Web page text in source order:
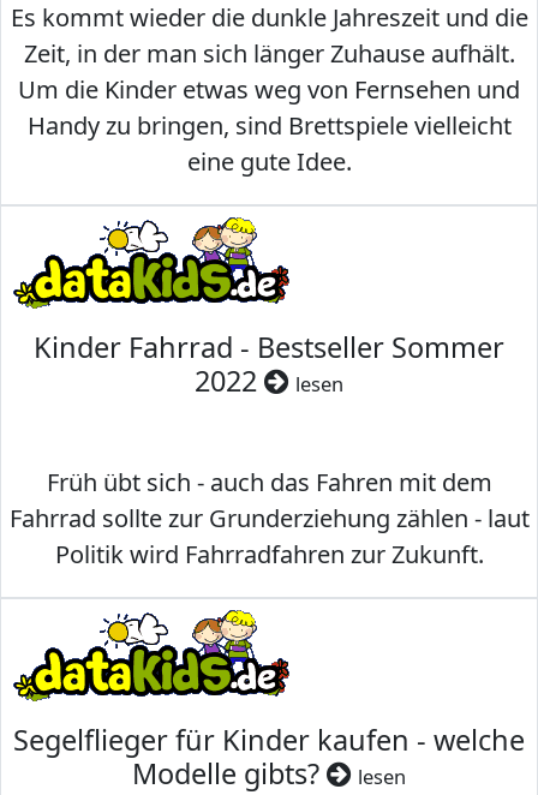
Es kommt wieder die dunkle Jahreszeit und die
Zeit, in der man sich länger Zuhause aufhält.
Um die Kinder etwas weg von Fernsehen und
Handy zu bringen, sind Brettspiele vielleicht
eine gute Idee.
Kinder Fahrrad - Bestseller Sommer
2022
lesen
Früh übt sich - auch das Fahren mit dem
Fahrrad sollte zur Grunderziehung zählen - laut
Politik wird Fahrradfahren zur Zukunft.
Segelflieger für Kinder kaufen - welche
Modelle gibts?
lesen